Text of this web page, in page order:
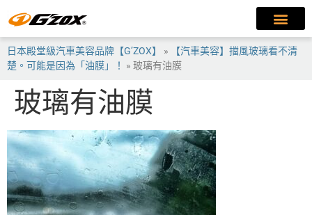
日本殿堂級汽車美容品牌【G’ZOX】 »
【汽車美容】擋風玻璃看不清
楚。可能是因為「油膜」！
» 玻璃有油膜
玻璃有油膜